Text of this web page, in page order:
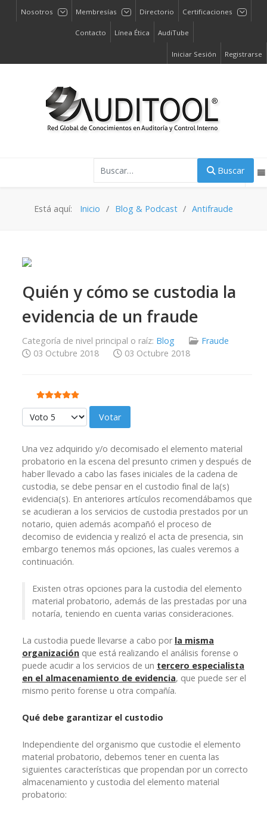
Nosotros Membresías Directorio Certificaciones
Contacto Línea Ética AudiTube
Iniciar Sesión Registrarse
Buscar
Está aquí: Inicio Blog & Podcast Antifraude
Quién y cómo se custodia la
evidencia de un fraude
Categoría de nivel principal o raíz: Blog
Fraude
03 Octubre 2018
03 Octubre 2018
Ratio:5/5
Por favor, vote
Una vez adquirido y/o decomisado el elemento material
probatorio en la escena del presunto crimen y después de
haber llevado a cabo las fases iniciales de la cadena de
custodia, se debe pensar en el custodio final de la(s)
evidencia(s). En anteriores artículos recomendábamos que
se acudieran a los servicios de custodia prestados por un
notario, quien además acompañó el proceso de
decomiso de evidencia y realizó el acta de presencia, sin
embargo tenemos más opciones, las cuales veremos a
continuación.
Existen otras opciones para la custodia del elemento
material probatorio, además de las prestadas por una
notaría, teniendo en cuenta varias consideraciones.
La custodia puede llevarse a cabo por la misma
organización que está realizando el análisis forense o
puede acudir a los servicios de un tercero especialista
en el almacenamiento de evidencia, que puede ser el
mismo perito forense u otra compañía.
Qué debe garantizar el custodio
Independiente del organismo que custodie el elemento
material probatorio, debemos tener en cuenta las
siguientes características que propendan por un correcto
almacenamiento y custodia del elemento material
probatorio: